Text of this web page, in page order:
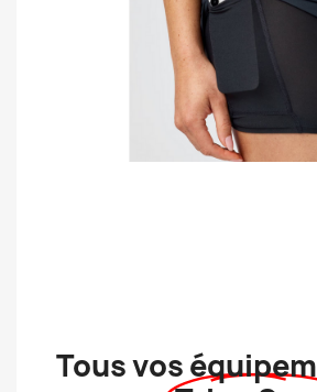
Tous vos